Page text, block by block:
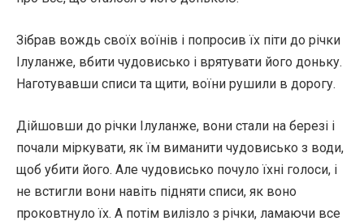
Зібрав вождь своїх воїнів і попросив їх піти до річки
Ілуланже, вбити чудовисько і врятувати його доньку.
Наготувавши списи та щити, воїни рушили в дорогу.
Дійшовши до річки Ілуланже, вони стали на березі і
почали міркувати, як їм виманити чудовисько з води,
щоб убити його. Але чудовисько почуло їхні голоси, і
не встигли вони навіть підняти списи, як воно
проковтнуло їх. А потім вилізло з річки, ламаючи все